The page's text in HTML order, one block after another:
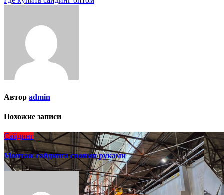
по
Автор admin
Похожие записи
Сайдинг
Монтаж сайдинга своими руками